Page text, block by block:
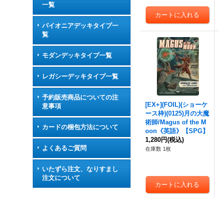
一覧
パイオニアデッキタイプ一
覧
モダンデッキタイプ一覧
レガシーデッキタイプ一覧
予約販売商品についての注
意事項
カードの梱包方法について
よくあるご質問
いたずら注文、なりすまし
注文について
[EX+](FOIL)(ショーケ
ース枠)(0125)月の大魔
術師/Magus of the M
oon《英語》【SPG】
1,280円(税込)
在庫数 1枚